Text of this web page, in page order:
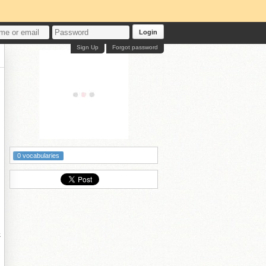
Login
Forgot password
Sign Up
0 vocabularies